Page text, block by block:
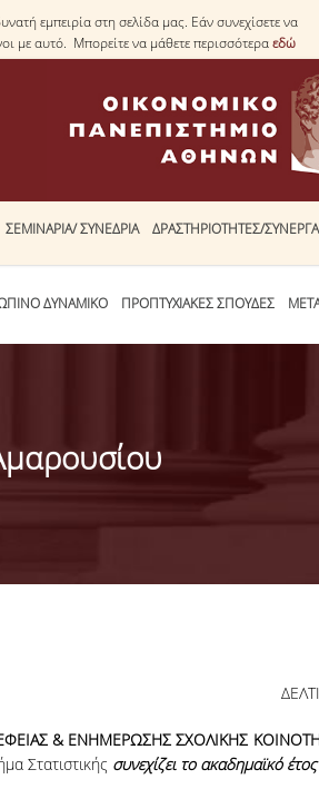
εμπειρία στη σελίδα μας. Εάν συνεχίσετε να
με αυτό. Μπορείτε να μάθετε περισσότεραεδώ
ΣΕΜΙΝΑΡΙΑ/ ΣΥΝΕΔΡΙΑ ΔΡΑΣΤΗΡΙΟΤΗΤΕΣ/
ΔΥΝΑΜΙΚΟ ΠΡΟΠΤΥΧΙΑΚΕΣ ΣΠΟΥΔΕΣ
& ΕΝΗΜΕΡΩΣΗΣ ΣΧΟΛΙΚΗΣ
Στατιστικής συνεχίζει το ακαδημαϊκό